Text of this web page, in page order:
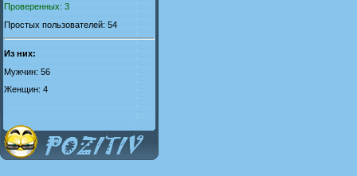
Проверенных: 3
Простых пользователей: 54
Из них:
Мужчин: 56
Женщин: 4